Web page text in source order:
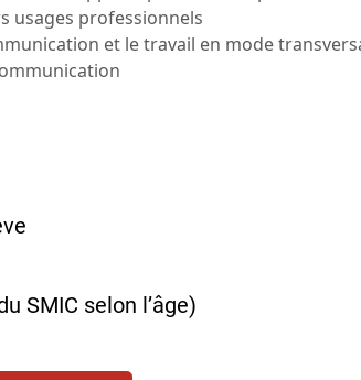
usages professionnels
et le travail en mode
SMIC selon l’âge)